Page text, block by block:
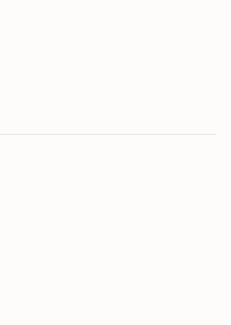
ved for å bruke det finske